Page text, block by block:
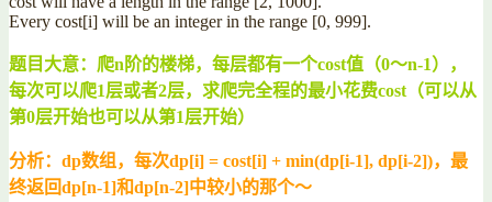
Every cost[i] will be an integer in the range [0, 999].
题目大意：爬n阶的楼梯，每层都有一个cost值（0～n-1），
每次可以爬1层或者2层，求爬完全程的最小花费cost（可以从
第0层开始也可以从第1层开始）
分析：dp数组，每次dp[i] = cost[i] + min(dp[i-1], dp[i-2])，最
终返回dp[n-1]和dp[n-2]中较小的那个～